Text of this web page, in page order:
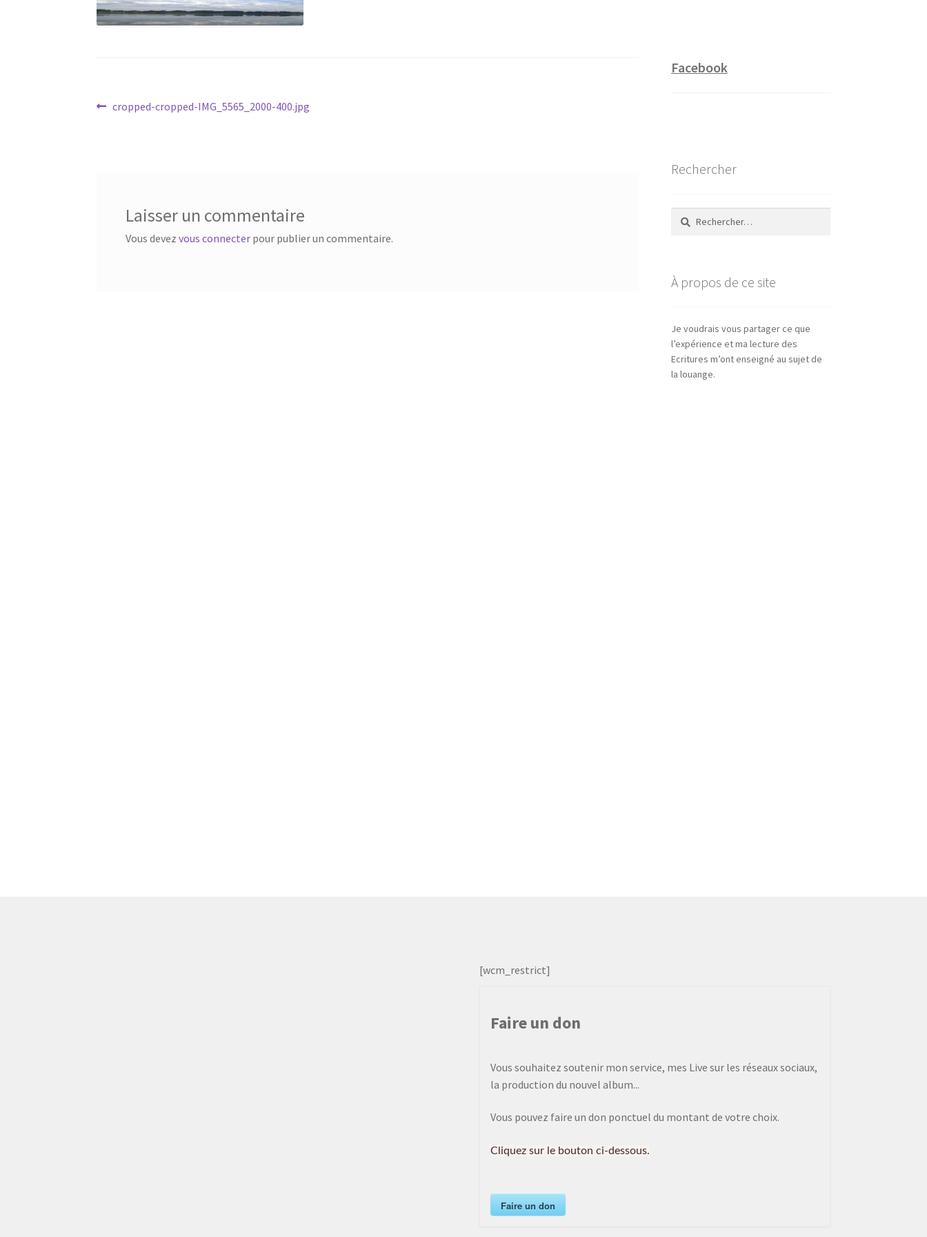
Navigation
Article
cropped-cropped-IMG_5565_2000-400.jpg
Laisser un commentaire
Vous devez vous connecterpour publier un commentaire.
Facebook
Rechercher
Rechercher :
À propos de ce site
Je voudrais vous partager ce que
l’expérience et ma lecture des
Ecritures m’ont enseigné au sujet de
la louange.
[wcm_restrict]
Faire un don
Vous souhaitez soutenir mon service, mes Live sur les réseaux sociaux,
la production du nouvel album...
Vous pouvez faire un don ponctuel du montant de votre choix.
Cliquez sur le bouton ci-dessous.
Faire un don